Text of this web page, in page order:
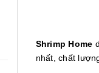
Shrimp Home
nhất, chất